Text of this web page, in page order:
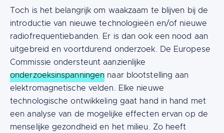
Toch is het belangrijk om waakzaam te blijven bij de
introductie van nieuwe technologieën en/of nieuwe
radiofrequentiebanden. Er is dan ook een nood aan
uitgebreid en voortdurend onderzoek. De Europese
Commissie ondersteunt aanzienlijke
onderzoeksinspanningen naar blootstelling aan
elektromagnetische velden. Elke nieuwe
technologische ontwikkeling gaat hand in hand met
een analyse van de mogelijke effecten ervan op de
menselijke gezondheid en het milieu. Zo heeft